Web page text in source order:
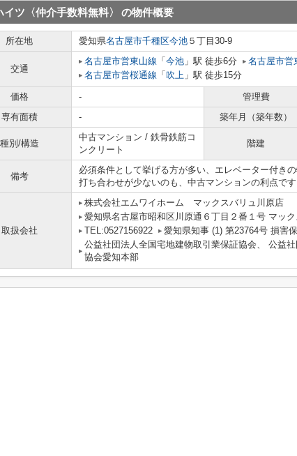
イツ〈仲介手数料無料〉 の物件概要
所在地 愛知県名古屋市千種区今池 ５丁目30-9
交通
名古屋市営東山線 「 今池 」駅 徒歩6分 名古屋市営
名古屋市営桜通線 「 吹上 」駅 徒歩15分
価格 - 管理費
専有面積
- 築年月（築年数）
種別/構造
中古マンション / 鉄骨鉄筋コ
ンクリート
階建
備考
必須条件として挙げる方が多い、エレベーター付き
打ち合わせが少ないのも、中古マンションの利点です
取扱会社
株式会社エムワイホーム マックスバリュ川原店
愛知県名古屋市昭和区川原通６丁目２番１号 マッ
TEL:0527156922
愛知県知事 (1) 第23764号 損害
公益社団法人全国宅地建物取引業保証協会、 公益
協会愛知本部